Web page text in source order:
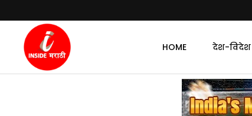
HOME देश-विदेश